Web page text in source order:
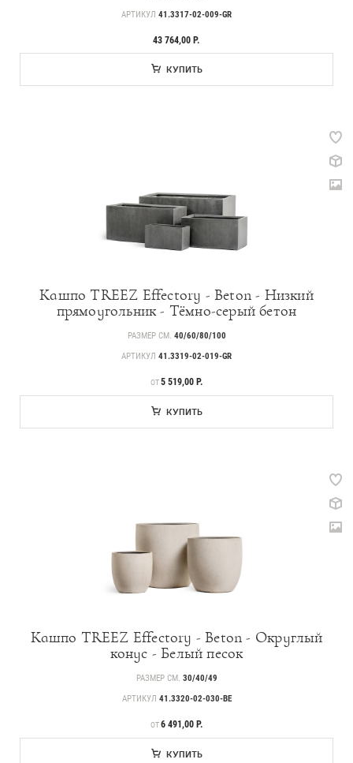
АРТИКУЛ 41.3317-02-009-GR
43 764,00 Р.
КУПИТЬ
Кашпо TREEZ Effectory - Beton - Низкий
прямоугольник - Тёмно-серый бетон
РАЗМЕР СМ. 40/60/80/100
АРТИКУЛ 41.3319-02-019-GR
ЦЕНА
ОТ5 519,00 Р.
КУПИТЬ
Кашпо TREEZ Effectory - Beton - Округлый
конус - Белый песок
РАЗМЕР СМ. 30/40/49
АРТИКУЛ 41.3320-02-030-BE
ЦЕНА
ОТ6 491,00 Р.
КУПИТЬ